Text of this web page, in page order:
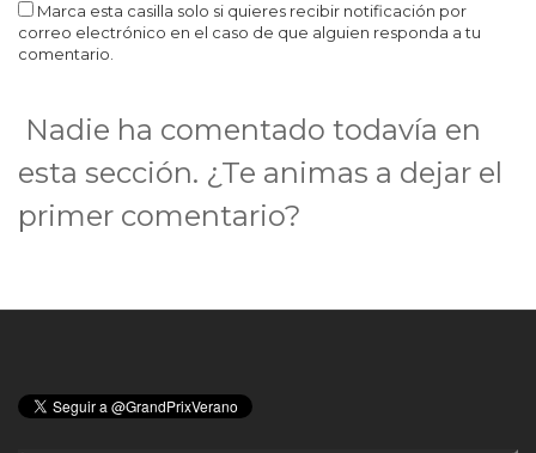
Marca esta casilla solo si quieres recibir notificación por
correo electrónico en el caso de que alguien responda a tu
comentario.
Nadie ha comentado todavía en
esta sección. ¿Te animas a dejar el
primer comentario?